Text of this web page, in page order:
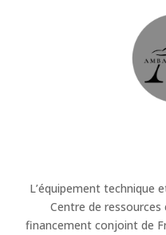
L’équipement technique
Centre de ressources
financement conjoint de